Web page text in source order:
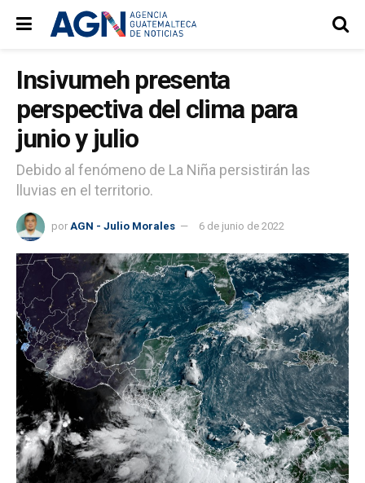
Insivumeh presenta
perspectiva del clima para
junio y julio
Debido al fenómeno de La Niña persistirán las
lluvias en el territorio.
por AGN - Julio Morales 6 de junio de 2022